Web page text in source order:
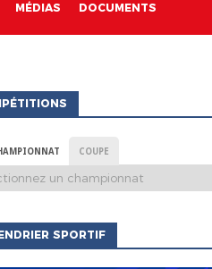
MÉDIAS DOCUMENTS
COUPE
SPORTIF